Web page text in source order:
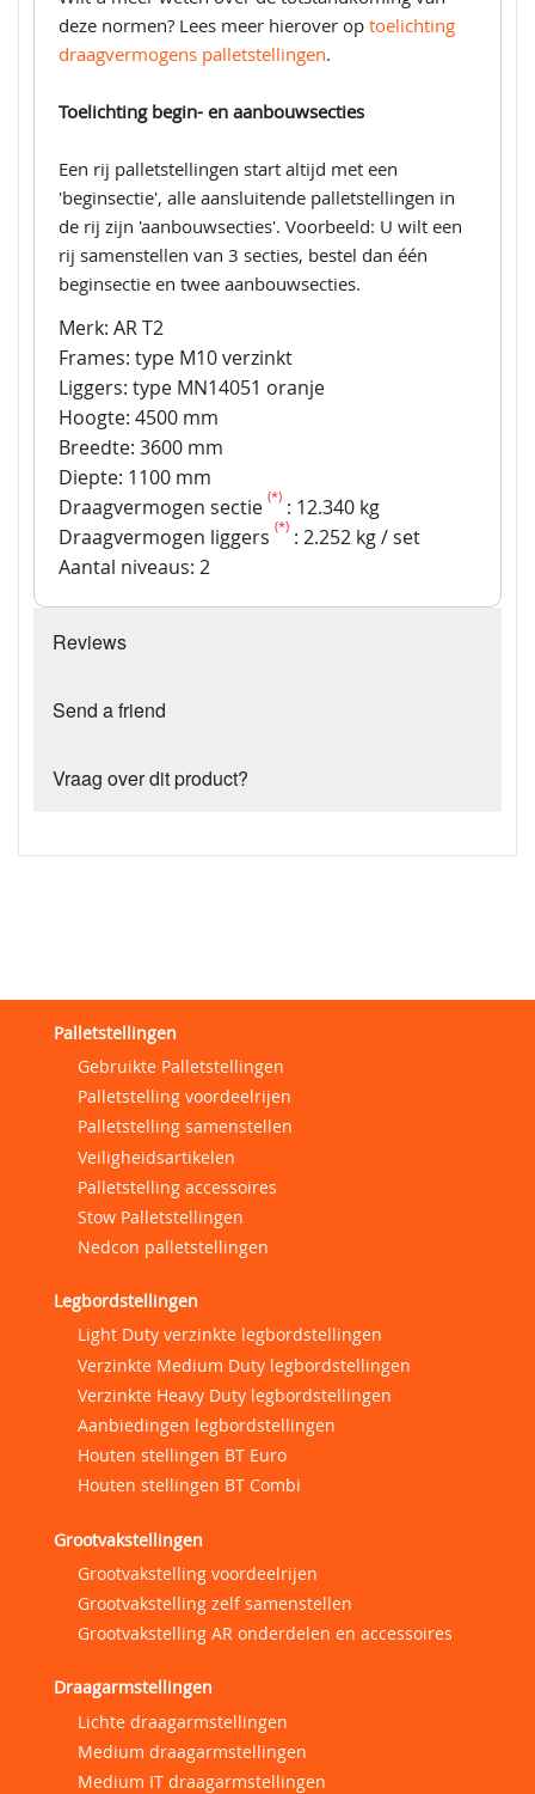
deze normen? Lees meer hierover op toelichting
draagvermogens palletstellingen.
Toelichting begin- en aanbouwsecties
Een rij palletstellingen start altijd met een
'beginsectie', alle aansluitende palletstellingen in
de rij zijn 'aanbouwsecties'. Voorbeeld: U wilt een
rij samenstellen van 3 secties, bestel dan één
beginsectie en twee aanbouwsecties.
Merk: AR T2
Frames: type M10 verzinkt
Liggers: type MN14051 oranje
Hoogte: 4500 mm
Breedte: 3600 mm
Diepte: 1100 mm
Draagvermogen sectie (*) : 12.340 kg
Draagvermogen liggers (*) : 2.252 kg / set
Aantal niveaus: 2
Reviews
Send a friend
Vraag over dit product?
Palletstellingen
Gebruikte Palletstellingen
Palletstelling voordeelrijen
Palletstelling samenstellen
Veiligheidsartikelen
Palletstelling accessoires
Stow Palletstellingen
Nedcon palletstellingen
Legbordstellingen
Light Duty verzinkte legbordstellingen
Verzinkte Medium Duty legbordstellingen
Verzinkte Heavy Duty legbordstellingen
Aanbiedingen legbordstellingen
Houten stellingen BT Euro
Houten stellingen BT Combi
Grootvakstellingen
Grootvakstelling voordeelrijen
Grootvakstelling zelf samenstellen
Grootvakstelling AR onderdelen en accessoires
Draagarmstellingen
Lichte draagarmstellingen
Medium draagarmstellingen
Medium IT draagarmstellingen